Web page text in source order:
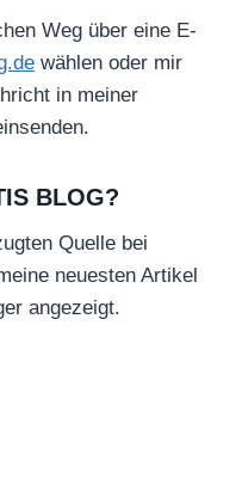
Weg über eine E-
wählen oder mir
in meiner
BLOG?
Quelle bei
neuesten Artikel
angezeigt.